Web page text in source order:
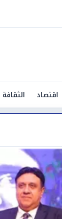
اقتصاد الثقافة